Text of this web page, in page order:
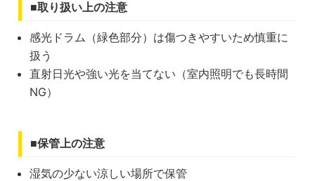
■取り扱い上の注意
感光ドラム（緑色部分）は傷つきやすいため慎重に
扱う
直射日光や強い光を当てない（室内照明でも長時間
NG）
■保管上の注意
湿気の少ない涼しい場所で保管